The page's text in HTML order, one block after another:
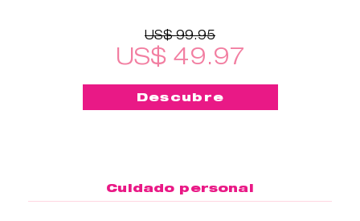
US$ 99.95
US$ 49.97
Descubre
Cuidado personal